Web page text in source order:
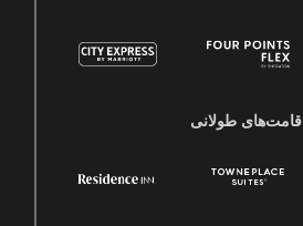
اقامت‌های طولانی